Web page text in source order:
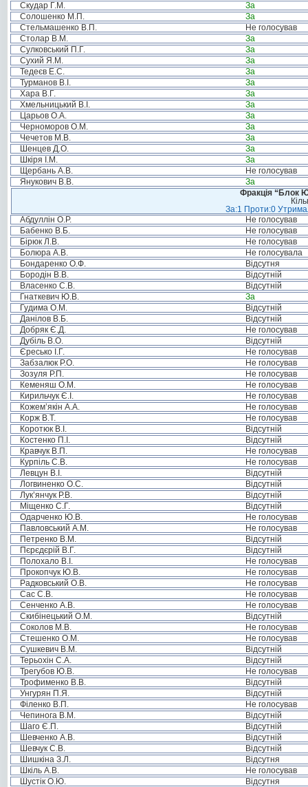
Скудар Г.М.
За
Солошенко М.П.
За
Стельмашенко В.П.
Не голосував
Столар В.М.
За
Сулковський П.Г.
За
Сухий Я.М.
За
Тедеєв Е.С.
За
Турманов В.І.
За
Хара В.Г.
За
Хмельницький В.І.
За
Царьов О.А.
За
Черноморов О.М.
За
Чечетов М.В.
За
Шенцев Д.О.
За
Шкіря І.М.
За
Щербань А.В.
Не голосував
Янукович В.В.
За
Фракція “Блок
За:1 Проти:0
Абдуллін О.Р.
Не голосував
Бабенко В.Б.
Не голосував
Бірюк Л.В.
Не голосував
Болюра А.В.
Не голосувала
Бондаренко О.Ф.
Відсутня
Бородін В.В.
Відсутній
Власенко С.В.
Відсутній
Гнаткевич Ю.В.
За
Гудима О.М.
Відсутній
Данілов В.Б.
Відсутній
Добряк Є.Д.
Не голосував
Дубіль В.О.
Відсутній
Єресько І.Г.
Не голосував
Забзалюк Р.О.
Не голосував
Зозуля Р.П.
Не голосував
Кеменяш О.М.
Не голосував
Кирильчук Є.І.
Не голосував
Кожем’якін А.А.
Не голосував
Корж В.Т.
Не голосував
Коротюк В.І.
Відсутній
Костенко П.І.
Відсутній
Кравчук В.П.
Не голосував
Курпіль С.В.
Не голосував
Левцун В.І.
Відсутній
Логвиненко О.С.
Відсутній
Лук’янчук Р.В.
Відсутній
Міщенко С.Г.
Відсутній
Одарченко Ю.В.
Не голосував
Павловський А.М.
Не голосував
Петренко В.М.
Відсутній
Пєрєдєрій В.Г.
Відсутній
Полохало В.І.
Не голосував
Прокопчук Ю.В.
Не голосував
Радковський О.В.
Не голосував
Сас С.В.
Не голосував
Сенченко А.В.
Не голосував
Скибінецький О.М.
Відсутній
Соколов М.В.
Не голосував
Стешенко О.М.
Не голосував
Сушкевич В.М.
Відсутній
Терьохін С.А.
Відсутній
Трегубов Ю.В.
Не голосував
Трофименко В.В.
Відсутній
Унгурян П.Я.
Відсутній
Філенко В.П.
Не голосував
Чепинога В.М.
Відсутній
Шаго Є.П.
Відсутній
Шевченко А.В.
Відсутній
Шевчук С.В.
Відсутній
Шишкіна З.Л.
Відсутня
Шкіль А.В.
Не голосував
Шустік О.Ю.
Відсутня